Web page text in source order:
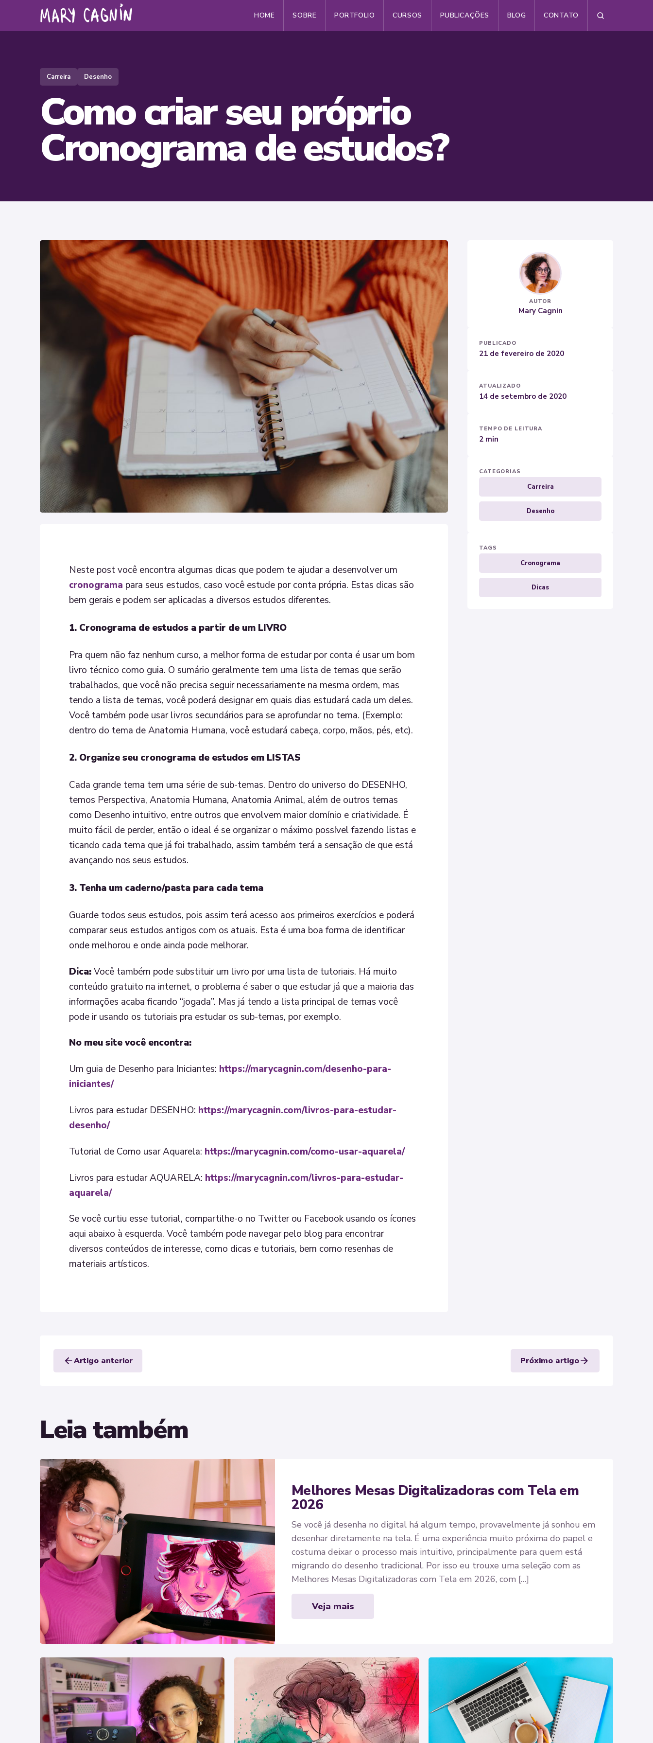
HOME SOBRE PORTFOLIO CURSOS PUBLICAÇÕES BLOG CONTATO Busca
Carreira Desenho
Como criar seu próprio
Cronograma de estudos?
Neste post você encontra algumas dicas que podem te ajudar a desenvolver um
cronograma para seus estudos, caso você estude por conta própria. Estas dicas são
bem gerais e podem ser aplicadas a diversos estudos diferentes.
1. Cronograma de estudos a partir de um LIVRO
Pra quem não faz nenhum curso, a melhor forma de estudar por conta é usar um bom
livro técnico como guia. O sumário geralmente tem uma lista de temas que serão
trabalhados, que você não precisa seguir necessariamente na mesma ordem, mas
tendo a lista de temas, você poderá designar em quais dias estudará cada um deles.
Você também pode usar livros secundários para se aprofundar no tema. (Exemplo:
dentro do tema de Anatomia Humana, você estudará cabeça, corpo, mãos, pés, etc).
2. Organize seu cronograma de estudos em LISTAS
Cada grande tema tem uma série de sub-temas. Dentro do universo do DESENHO,
temos Perspectiva, Anatomia Humana, Anatomia Animal, além de outros temas
como Desenho intuitivo, entre outros que envolvem maior domínio e criatividade. É
muito fácil de perder, então o ideal é se organizar o máximo possível fazendo listas e
ticando cada tema que já foi trabalhado, assim também terá a sensação de que está
avançando nos seus estudos.
3. Tenha um caderno/pasta para cada tema
Guarde todos seus estudos, pois assim terá acesso aos primeiros exercícios e poderá
comparar seus estudos antigos com os atuais. Esta é uma boa forma de identificar
onde melhorou e onde ainda pode melhorar.
Dica:Você também pode substituir um livro por uma lista de tutoriais. Há muito
conteúdo gratuito na internet, o problema é saber o que estudar já que a maioria das
informações acaba ficando “jogada”. Mas já tendo a lista principal de temas você
pode ir usando os tutoriais pra estudar os sub-temas, por exemplo.
No meu site você encontra:
Um guia de Desenho para Iniciantes: https://marycagnin.com/desenho-para-
iniciantes/
Livros para estudar DESENHO: https://marycagnin.com/livros-para-estudar-
desenho/
Tutorial de Como usar Aquarela: https://marycagnin.com/como-usar-aquarela/
Livros para estudar AQUARELA: https://marycagnin.com/livros-para-estudar-
aquarela/
Se você curtiu esse tutorial, compartilhe-o no Twitter ou Facebook usando os ícones
aqui abaixo à esquerda. Você também pode navegar pelo blog para encontrar
diversos conteúdos de interesse, como dicas e tutoriais, bem como resenhas de
materiais artísticos.
AUTOR
Mary Cagnin
PUBLICADO
21 de fevereiro de 2020
ATUALIZADO
14 de setembro de 2020
TEMPO DE LEITURA
2 min
CATEGORIAS
Carreira
Desenho
TAGS
Cronograma
Dicas
arrow_backArtigo anterior Próximo artigoarrow_forward
Leia também
Melhores Mesas Digitalizadoras com Tela em
2026
Se você já desenha no digital há algum tempo, provavelmente já sonhou em
desenhar diretamente na tela. É uma experiência muito próxima do papel e
costuma deixar o processo mais intuitivo, principalmente para quem está
migrando do desenho tradicional. Por isso eu trouxe uma seleção com as
Melhores Mesas Digitalizadoras com Tela em 2026, com […]
Veja mais